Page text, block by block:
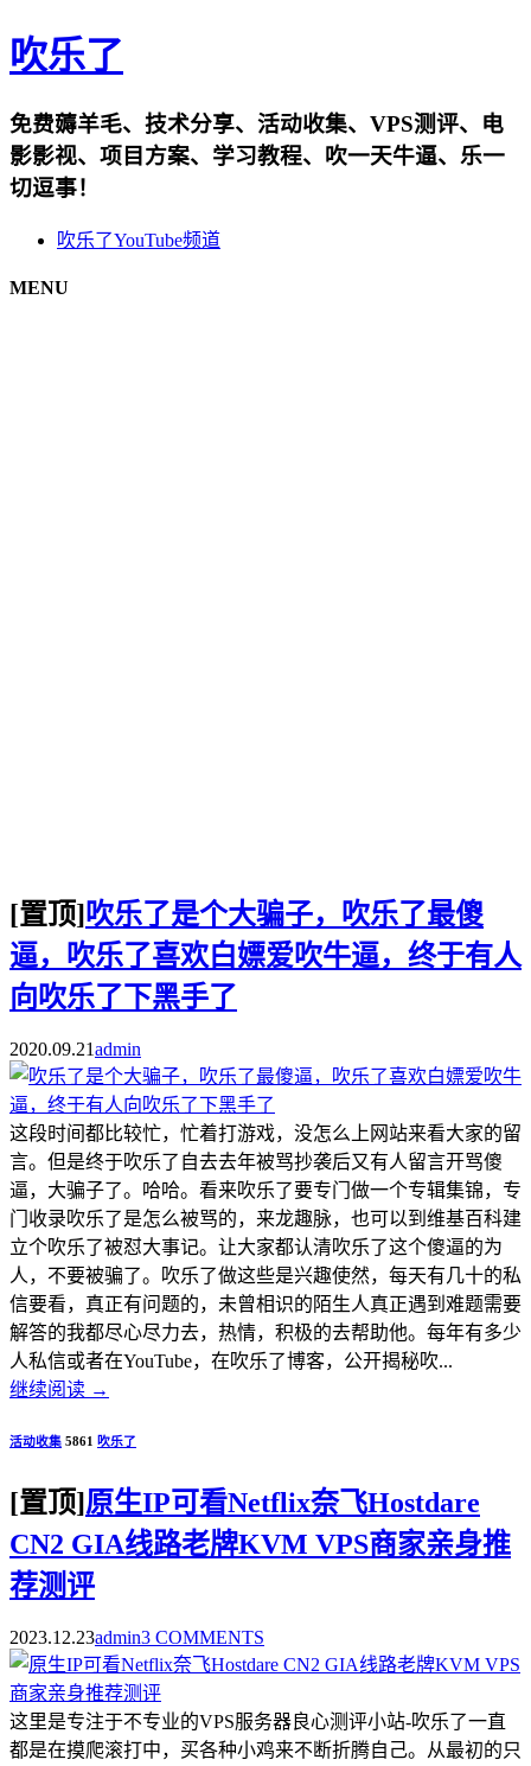
吹乐了
免费薅羊毛、技术分享、活动收集、VPS测评、电
影影视、项目方案、学习教程、吹一天牛逼、乐一
切逗事！
吹乐了YouTube频道
MENU
[置顶]吹乐了是个大骗子，吹乐了最傻
逼，吹乐了喜欢白嫖爱吹牛逼，终于有人
向吹乐了下黑手了
2020.09.21admin
这段时间都比较忙，忙着打游戏，没怎么上网站来看大家的留
言。但是终于吹乐了自去去年被骂抄袭后又有人留言开骂傻
逼，大骗子了。哈哈。看来吹乐了要专门做一个专辑集锦，专
门收录吹乐了是怎么被骂的，来龙趣脉，也可以到维基百科建
立个吹乐了被怼大事记。让大家都认清吹乐了这个傻逼的为
人，不要被骗了。吹乐了做这些是兴趣使然，每天有几十的私
信要看，真正有问题的，未曾相识的陌生人真正遇到难题需要
解答的我都尽心尽力去，热情，积极的去帮助他。每年有多少
人私信或者在YouTube，在吹乐了博客，公开揭秘吹...
继续阅读 →
活动收集 5861 吹乐了
[置顶]原生IP可看Netflix奈飞Hostdare
CN2 GIA线路老牌KVM VPS商家亲身推
荐测评
2023.12.23admin3 COMMENTS
这里是专注于不专业的VPS服务器良心测评小站-吹乐了一直
都是在摸爬滚打中，买各种小鸡来不断折腾自己。从最初的只